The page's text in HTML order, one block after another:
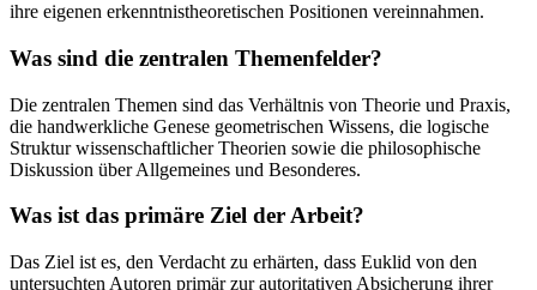
ihre eigenen erkenntnistheoretischen Positionen vereinnahmen.
Was sind die zentralen Themenfelder?
Die zentralen Themen sind das Verhältnis von Theorie und Praxis,
die handwerkliche Genese geometrischen Wissens, die logische
Struktur wissenschaftlicher Theorien sowie die philosophische
Diskussion über Allgemeines und Besonderes.
Was ist das primäre Ziel der Arbeit?
Das Ziel ist es, den Verdacht zu erhärten, dass Euklid von den
untersuchten Autoren primär zur autoritativen Absicherung ihrer